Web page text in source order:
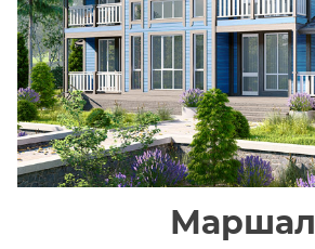
Маршал